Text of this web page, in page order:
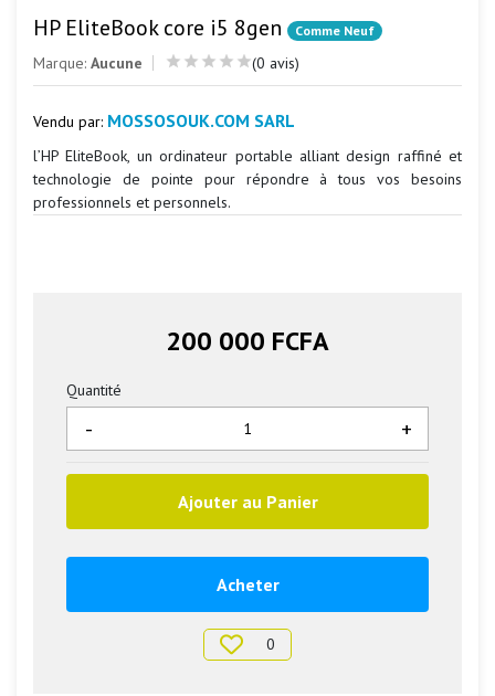
HP EliteBook core i5 8gen Comme Neuf
Marque: Aucune (0 avis)
Vendu par: MOSSOSOUK.COM SARL
l’HP EliteBook, un ordinateur portable alliant design raffiné et
technologie de pointe pour répondre à tous vos besoins
professionnels et personnels.
200 000 FCFA
Quantité
+
-
Ajouter au Panier
Acheter
0